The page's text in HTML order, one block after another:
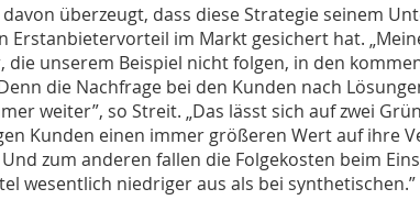
überzeugt, dass diese Strategie seinem
Erstanbietervorteil im Markt gesichert hat.
die unserem Beispiel nicht folgen, in den
die Nachfrage bei den Kunden nach
weiter”, so Streit. „Das lässt sich auf zwei
Kunden einen immer größeren Wert auf ihre
zum anderen fallen die Folgekosten beim
wesentlich niedriger aus als bei synthetischen.”